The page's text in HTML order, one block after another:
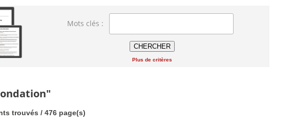
Mots clés :
Plus de critères
trouvés / 476 page(s)